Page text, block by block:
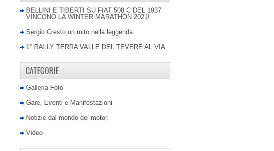
BELLINI E TIBERTI SU FIAT 508 C DEL 1937
VINCONO LA WINTER MARATHON 2021!
Sergio Cresto un mito nella leggenda
1° RALLY TERRA VALLE DEL TEVERE AL VIA
CATEGORIE
Galleria Foto
Gare, Eventi e Manifestazioni
Notizie dal mondo dei motori
Video